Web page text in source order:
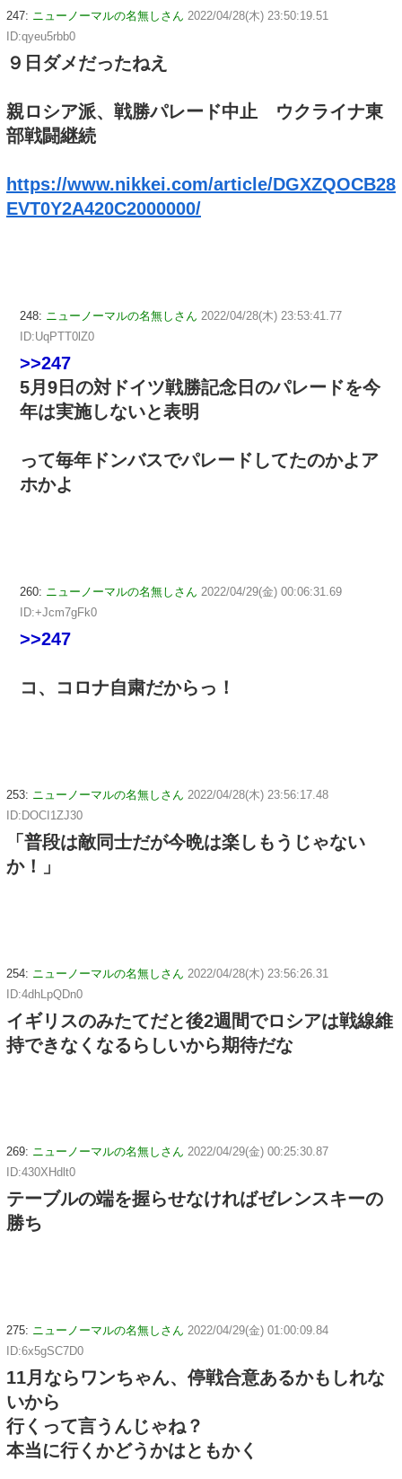
247: ニューノーマルの名無しさん 2022/04/28(木) 23:50:19.51
ID:qyeu5rbb0
９日ダメだったねえ
親ロシア派、戦勝パレード中止 ウクライナ東
部戦闘継続
https://www.nikkei.com/article/DGXZQOCB28
EVT0Y2A420C2000000/
248: ニューノーマルの名無しさん 2022/04/28(木) 23:53:41.77
ID:UqPTT0lZ0
>>247
5月9日の対ドイツ戦勝記念日のパレードを今
年は実施しないと表明
って毎年ドンバスでパレードしてたのかよア
ホかよ
260: ニューノーマルの名無しさん 2022/04/29(金) 00:06:31.69
ID:+Jcm7gFk0
>>247
コ、コロナ自粛だからっ！
253: ニューノーマルの名無しさん 2022/04/28(木) 23:56:17.48
ID:DOCI1ZJ30
「普段は敵同士だが今晩は楽しもうじゃない
か！」
254: ニューノーマルの名無しさん 2022/04/28(木) 23:56:26.31
ID:4dhLpQDn0
イギリスのみたてだと後2週間でロシアは戦線維
持できなくなるらしいから期待だな
269: ニューノーマルの名無しさん 2022/04/29(金) 00:25:30.87
ID:430XHdlt0
テーブルの端を握らせなければゼレンスキーの
勝ち
275: ニューノーマルの名無しさん 2022/04/29(金) 01:00:09.84
ID:6x5gSC7D0
11月ならワンちゃん、停戦合意あるかもしれな
いから
行くって言うんじゃね？
本当に行くかどうかはともかく